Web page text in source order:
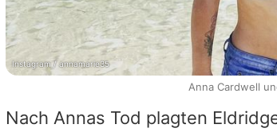
Nach Annas Tod plagten
Instagram / annamarie35
Anna Cardwell